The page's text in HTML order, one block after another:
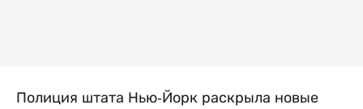
Полиция штата Нью-Йорк раскрыла новые